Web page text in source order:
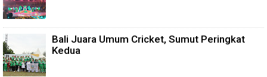
Bali Juara Umum Cricket, Sumut Peringkat
Kedua